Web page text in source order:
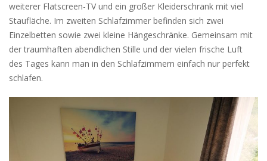
weiterer Flatscreen-TV und ein großer Kleiderschrank mit viel
Staufläche. Im zweiten Schlafzimmer befinden sich zwei
Einzelbetten sowie zwei kleine Hängeschränke. Gemeinsam mit
der traumhaften abendlichen Stille und der vielen frische Luft
des Tages kann man in den Schlafzimmern einfach nur perfekt
schlafen.